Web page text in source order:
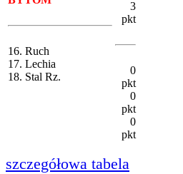
16. Ruch
17. Lechia
18. Stal Rz.
3
pkt
0
pkt
0
pkt
0
pkt
szczegółowa tabela